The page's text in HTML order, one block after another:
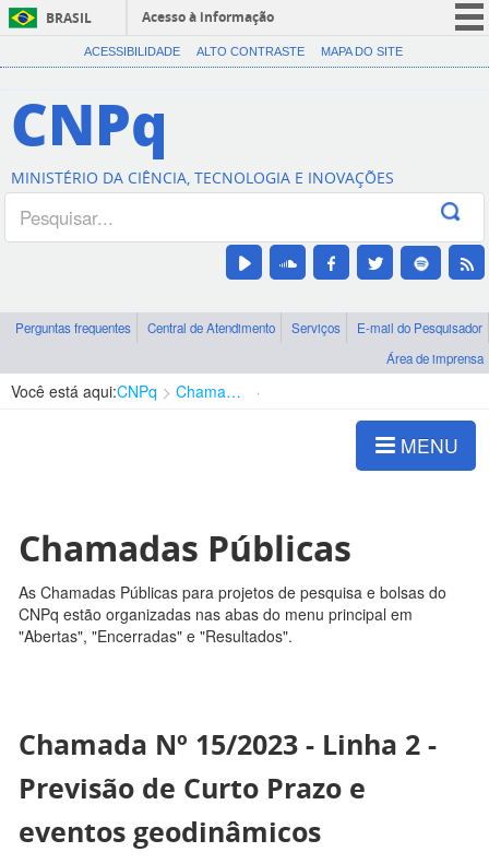
BRASIL
Acesso à informação
CORONAVÍRUS (COVID-19)
Canais
ACESSIBILIDADE ALTO CONTRASTE MAPA DO SITE
CNPq
MINISTÉRIO DA CIÊNCIA, TECNOLOGIA E INOVAÇÕES
Perguntas frequentes Central de Atendimento Serviços
E-mail do Pesquisador
Área de imprensa
Você está aqui:CNPq Chamadas
MENU
Chamadas Públicas
As Chamadas Públicas para projetos de pesquisa e bolsas do
CNPq estão organizadas nas abas do menu principal em
"Abertas", "Encerradas" e "Resultados".
Chamada Nº 15/2023 - Linha 2 -
Previsão de Curto Prazo e
eventos geodinâmicos